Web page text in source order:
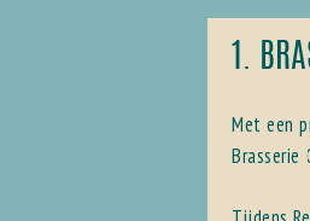
1.
Met een